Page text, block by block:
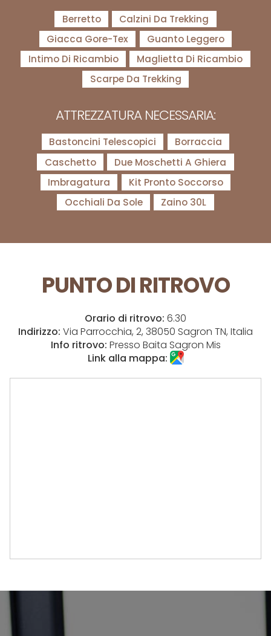
Berretto
Calzini Da Trekking
Giacca Gore-Tex
Guanto Leggero
Intimo Di Ricambio
Maglietta Di Ricambio
Scarpe Da Trekking
ATTREZZATURA NECESSARIA:
Bastoncini Telescopici
Borraccia
Caschetto
Due Moschetti A Ghiera
Imbragatura
Kit Pronto Soccorso
Occhiali Da Sole
Zaino 30L
PUNTO DI RITROVO
Orario di ritrovo: 6.30
Indirizzo: Via Parrocchia, 2, 38050 Sagron TN, Italia
Info ritrovo: Presso Baita Sagron Mis
Link alla mappa: